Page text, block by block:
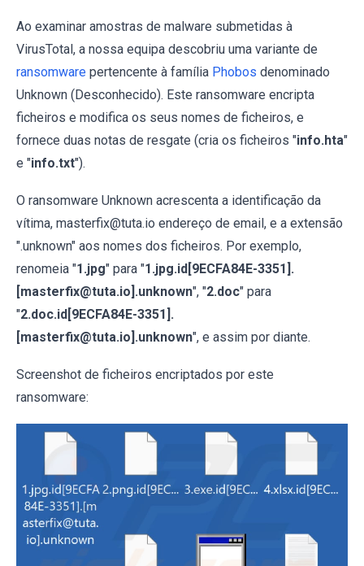
Ao examinar amostras de malware submetidas à
VirusTotal, a nossa equipa descobriu uma variante de
ransomware pertencente à família Phobos denominado
Unknown (Desconhecido). Este ransomware encripta
ficheiros e modifica os seus nomes de ficheiros, e
fornece duas notas de resgate (cria os ficheiros "info.hta"
e "info.txt").
O ransomware Unknown acrescenta a identificação da
vítima, masterfix@tuta.io endereço de email, e a extensão
".unknown" aos nomes dos ficheiros. Por exemplo,
renomeia "1.jpg" para "1.jpg.id[9ECFA84E-3351].
[masterfix@tuta.io].unknown", "2.doc" para
"2.doc.id[9ECFA84E-3351].
[masterfix@tuta.io].unknown", e assim por diante.
Screenshot de ficheiros encriptados por este
ransomware: